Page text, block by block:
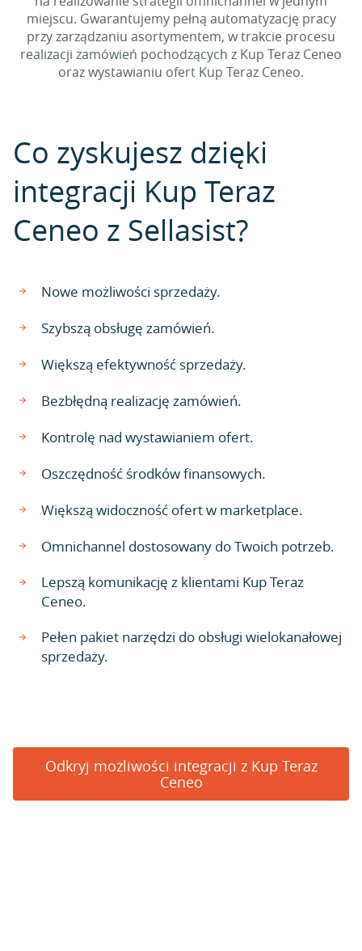
miejscu. Gwarantujemy pełną automatyzację pracy
przy zarządzaniu asortymentem, w trakcie procesu
realizacji zamówień pochodzących z Kup Teraz Ceneo
oraz wystawianiu ofert Kup Teraz Ceneo.
Co zyskujesz dzięki
integracji Kup Teraz
Ceneo z Sellasist?
Nowe możliwości sprzedaży.
Szybszą obsługę zamówień.
Większą efektywność sprzedaży.
Bezbłędną realizację zamówień.
Kontrolę nad wystawianiem ofert.
Oszczędność środków finansowych.
Większą widoczność ofert w marketplace.
Omnichannel dostosowany do Twoich potrzeb.
Lepszą komunikację z klientami Kup Teraz
Ceneo.
Pełen pakiet narzędzi do obsługi wielokanałowej
sprzedaży.
Odkryj możliwości integracji z Kup Teraz
Ceneo